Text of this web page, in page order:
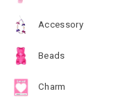
Accessory
Beads
Charm